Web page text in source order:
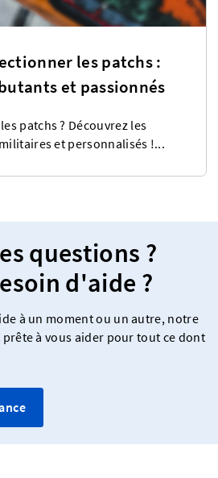
les patchs :
et passionnés
patchs ? Découvrez les
et personnalisés !...
questions ?
d'aide ?
à un moment ou un autre, notre
à vous aider pour tout ce dont